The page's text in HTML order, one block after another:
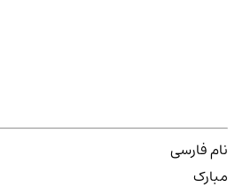
نام فارسی
مبارک